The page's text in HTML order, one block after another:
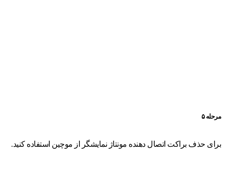
مرحله ۵
برای حذف براکت اتصال دهنده مونتاژ نمایشگر از موچین استفاده کنید.